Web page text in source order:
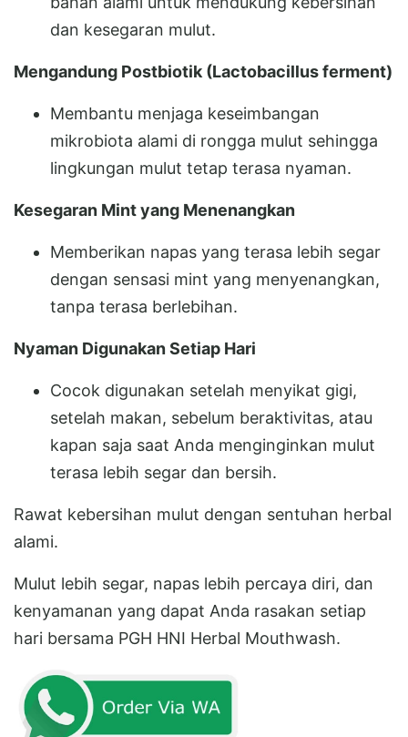
dan kesegaran mulut.
Mengandung Postbiotik (Lactobacillus ferment)
Membantu menjaga keseimbangan
mikrobiota alami di rongga mulut sehingga
lingkungan mulut tetap terasa nyaman.
Kesegaran Mint yang Menenangkan
Memberikan napas yang terasa lebih segar
dengan sensasi mint yang menyenangkan,
tanpa terasa berlebihan.
Nyaman Digunakan Setiap Hari
Cocok digunakan setelah menyikat gigi,
setelah makan, sebelum beraktivitas, atau
kapan saja saat Anda menginginkan mulut
terasa lebih segar dan bersih.
Rawat kebersihan mulut dengan sentuhan herbal
alami.
Mulut lebih segar, napas lebih percaya diri, dan
kenyamanan yang dapat Anda rasakan setiap
hari bersama PGH HNI Herbal Mouthwash.